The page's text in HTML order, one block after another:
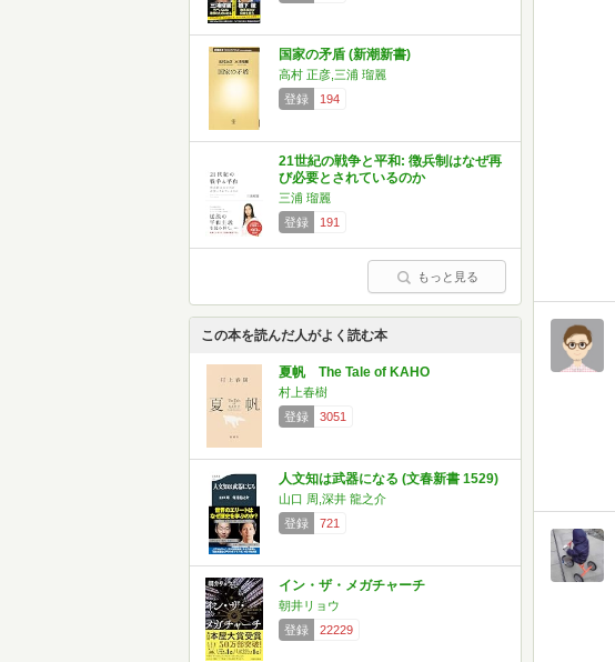
国家の矛盾 (新潮新書)
高村 正彦,三浦 瑠麗
登録
194
21世紀の戦争と平和: 徴兵制はなぜ再
び必要とされているのか
三浦 瑠麗
登録
191
もっと見る
この本を読んだ人がよく読む本
夏帆 The Tale of KAHO
村上春樹
登録
3051
人文知は武器になる (文春新書 1529)
山口 周,深井 龍之介
登録
721
イン・ザ・メガチャーチ
朝井リョウ
登録
22229